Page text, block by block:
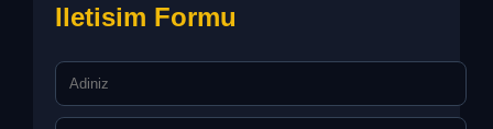
Iletisim Formu